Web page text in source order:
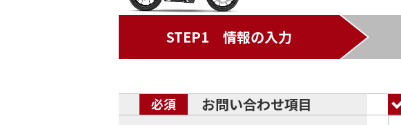
STEP1 情報の入力
お問い合わせ項目